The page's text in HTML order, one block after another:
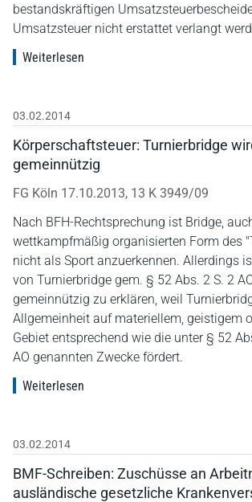
bestandskräftigen
Umsatzsteuer nicht erstattet verlangt
Weiterlesen
03.02.2014
Körperschaftsteuer: Turnierbridge
gemeinnützig
FG Köln 17.10.2013, 13 K 3949/09
Nach BFH-Rechtsprechung ist Bridge,
wettkampfmäßig organisierten Form des
nicht als Sport anzuerkennen. Allerdings
von Turnierbridge gem. § 52 Abs. 2 S. 2
gemeinnützig zu erklären, weil
Allgemeinheit auf materiellem, geistigem
Gebiet entsprechend wie die unter § 52
AO genannten Zwecke fördert.
Weiterlesen
03.02.2014
BMF-Schreiben: Zuschüsse an
ausländische gesetzliche